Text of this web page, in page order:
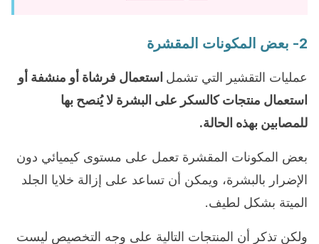
2- بعض المكونات المقشرة
عمليات التقشير التي تشمل استعمال فرشاة أو منشفة أو
استعمال منتجات كالسكر على البشرة لا يُنصح بها
للمصابين بهذه الحالة.
بعض المكونات المقشرة تعمل على مستوى كيميائي دون
الإضرار بالبشرة، ويمكن أن تساعد على إزالة خلايا الجلد
الميتة بشكل لطيف.
ولكن تذكر أن المنتجات التالية على وجه التخصيص ليست